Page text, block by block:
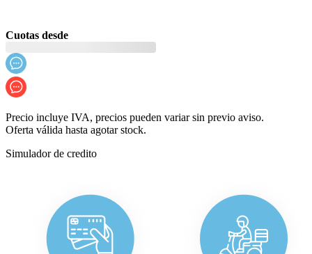
Cuotas desde
Precio incluye IVA, precios pueden variar sin previo aviso.
Oferta válida hasta agotar stock.
Simulador de credito